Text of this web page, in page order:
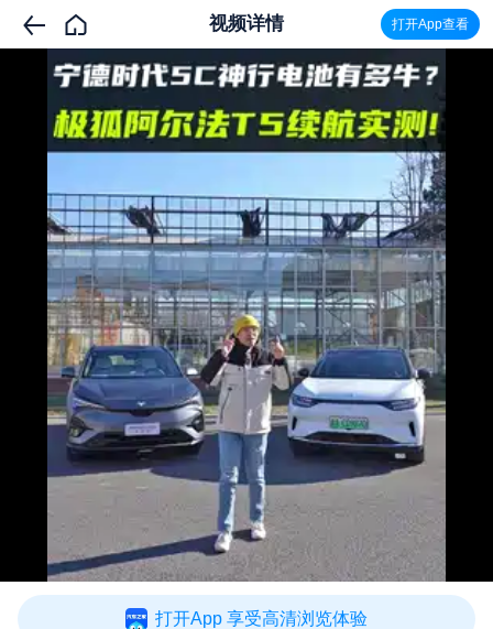
视频详情 打开App查看
打开App 享受高清浏览体验